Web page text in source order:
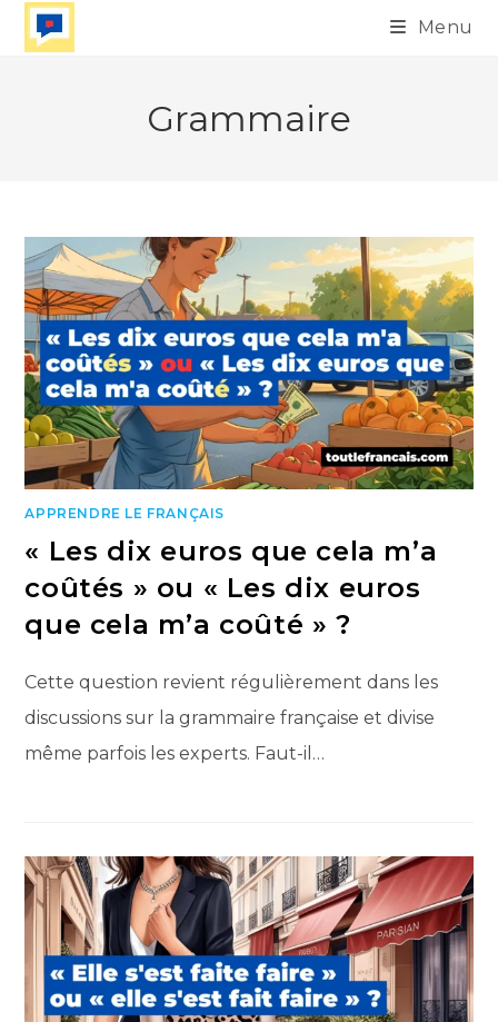
Skip
Menu
Grammaire
APPRENDRE LE FRANÇAIS
« Les dix euros que cela m’a
coûtés » ou « Les dix euros
que cela m’a coûté » ?
Cette question revient régulièrement dans les
discussions sur la grammaire française et divise
même parfois les experts. Faut-il…